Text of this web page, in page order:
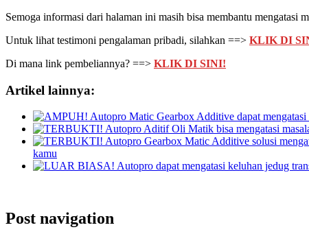
Semoga informasi dari halaman ini masih bisa membantu mengatasi
Untuk lihat testimoni pengalaman pribadi, silahkan ==> KLIK DI
Di mana link pembeliannya? ==> KLIK DI SINI!
Artikel lainnya:
kamu
Post navigation